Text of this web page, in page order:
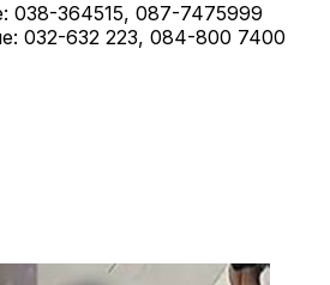
038-364515, 087-7475999
032-632 223, 084-800 7400